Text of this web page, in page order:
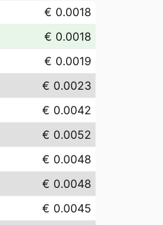
€ 0.0018
€ 0.0018
€ 0.0019
€ 0.0023
€ 0.0042
€ 0.0052
€ 0.0048
€ 0.0048
€ 0.0045